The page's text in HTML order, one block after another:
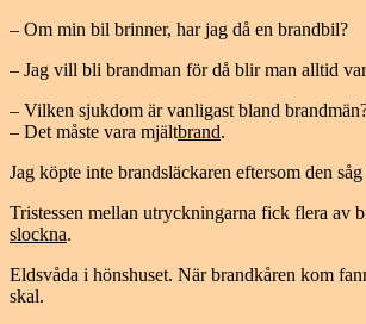
– Om min bil brinner, har jag då en brandbil?
– Jag vill bli brandman för då blir man alltid
– Vilken sjukdom är vanligast bland
– Det måste vara mjältbrand.
Jag köpte inte brandsläckaren eftersom den
Tristessen mellan utryckningarna fick flera av
slockna.
Eldsvåda i hönshuset. När brandkåren kom
skal.